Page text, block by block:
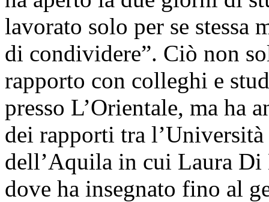
lavorato solo per se stessa
di condividere”. Ciò non
rapporto con colleghi e
presso L’Orientale, ma ha
dei rapporti tra
dell’Aquila in cui Laura Di
dove ha insegnato fino al